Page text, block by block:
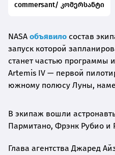
commersant/ კომერსანტი
NASA объявило состав
запуск которой
станет частью программы
Artemis IV — первой
южному полюсу Луны,
В экипаж вошли
Пармитано, Фрэнк Рубио и
Глава агентства Джаред